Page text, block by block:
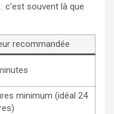
souvent là que
recommandée
minimum (idéal 24